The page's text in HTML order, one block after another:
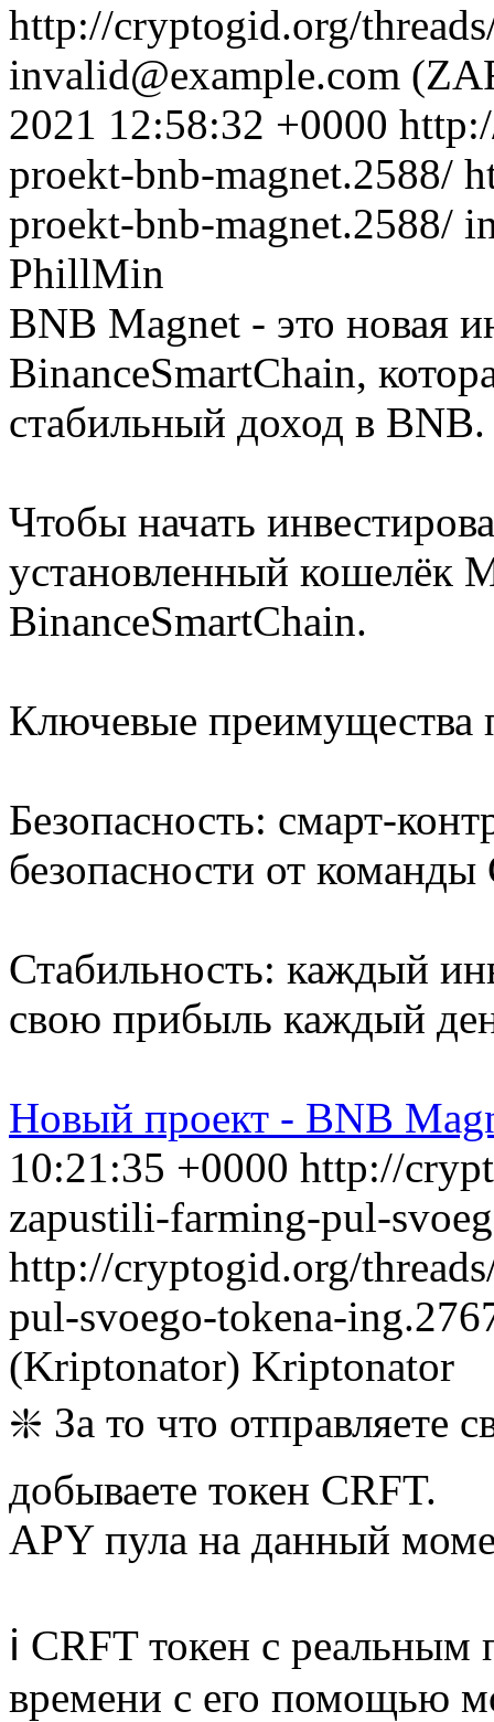
http://cryptogid.org/
invalid@example.com
2021 12:58:32 +0000
proekt-bnb-magnet.2588/
proekt-bnb-magnet.2588/
PhillMin
BNB Magnet - это новая
BinanceSmartChain,
стабильный доход в BNB.
Чтобы начать
установленный кошелёк
BinanceSmartChain.
Ключевые преимущества
Безопасность: смарт-
безопасности от
Стабильность: каждый
свою прибыль каждый
Новый проект - BNB
10:21:35 +0000 http://
zapustili-farming-pul-
http://cryptogid.org/
pul-svoego-tokena-
(Kriptonator) Kriptonator
❇️ За то что отправляете
добываете токен CRFT.
APY пула на данный
ℹ️ CRFT токен с
времени с его помощью